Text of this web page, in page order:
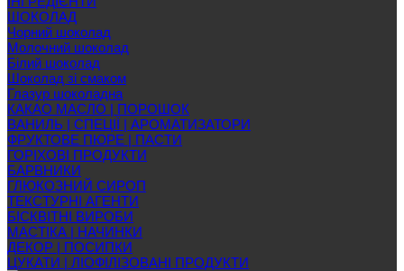
ШОКОЛАД
Чорний шоколад
Молочний шоколад
Білий шоколад
Шоколад зі смаком
Глазур шоколадна
КАКАО МАСЛО | ПОРОШОК
ВАНИЛЬ | СПЕЦІЇ | АРОМАТИЗАТОРИ
ФРУКТОВЕ ПЮРЕ | ПАСТИ
ГОРІХОВІ ПРОДУКТИ
БАРВНИКИ
ГЛЮКОЗНИЙ СИРОП
ТЕКСТУРНІ АГЕНТИ
БІСКВІТНІ ВИРОБИ
МАСТІКА | НАЧИНКИ
ДЕКОР | ПОСИПКИ
ЦУКАТИ | ЛІОФІЛІЗОВАНІ ПРОДУКТИ